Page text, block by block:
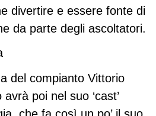
divertire e essere fonte di
da parte degli ascoltatori.
del compianto Vittorio
poi nel suo ‘cast’